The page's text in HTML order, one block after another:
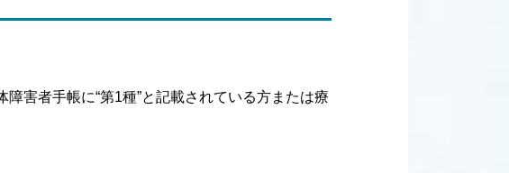
害者手帳に“第1種”と記載されている方または療